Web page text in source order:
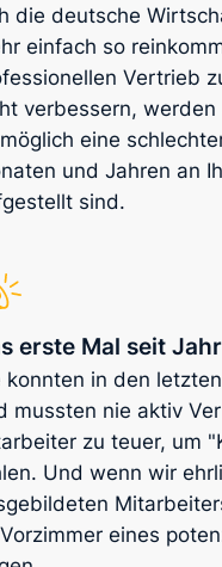
die deutsche
einfach so
Vertrieb
verbessern,
eine
und Jahren an
sind.
erste Mal seit
konnten in den
mussten nie aktiv
zu teuer, um
Und wenn wir
eines